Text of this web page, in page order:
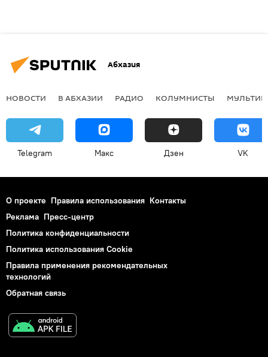
Абхазия
НОВОСТИ В АБХАЗИИ РАДИО КОЛУМНИСТЫ
Telegram Макс Дзен VK
О проекте Правила использования Контакты
Реклама Пресс-центр
Политика конфиденциальности
Политика использования Cookie
Правила применения рекомендательных
технологий
Обратная связь